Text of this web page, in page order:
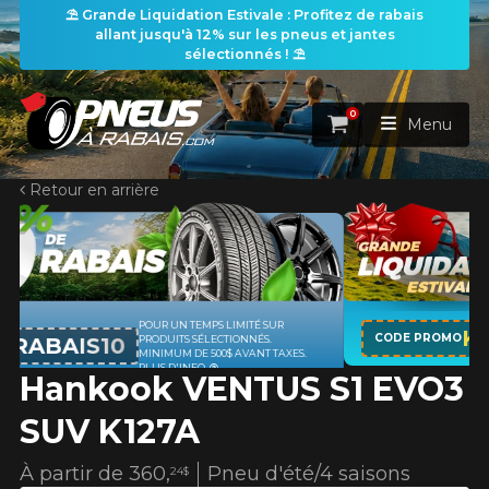
⛱️ Grande Liquidation Estivale : Profitez de rabais
allant jusqu'à 12% sur les pneus et jantes
sélectionnés ! ⛱️
ACCUEIL
PNEUS
RECHERCHE DE PNEUS VOIR TOUT
Rechercher par
Par dimensions Par véhicule
Recherche par dimensions
ROUES
RECHERCHE DE ROUES VOIR TOUT
ENSEMBLES
RECHERCHE D'ENSEMBLES
PROMOTIONS
Panier
0
Menu
Retour en arrière
Hankook VENTUS S1 EVO3
SUV K127A
Pneu d'été/4 saisons
À partir de 360,24$
CODE PROMOKUMHO12
APPLICABLE SUR TOUT ACHAT
PNEUS DE MARQUE KUMHO*